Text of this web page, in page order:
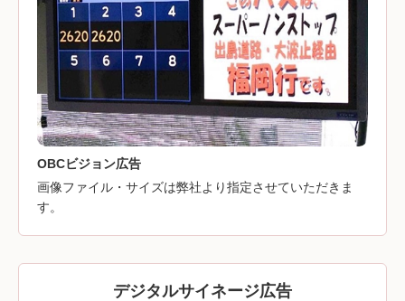
OBCビジョン広告
画像ファイル・サイズは弊社より指定させていただきま
す。
デジタルサイネージ広告